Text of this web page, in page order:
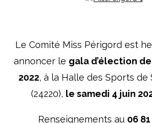
Le Comité Miss Périgord est
annoncer le gala d’élection
2022, à la Halle des Sports de
(24220), le samedi 4 juin
Renseignements au 06